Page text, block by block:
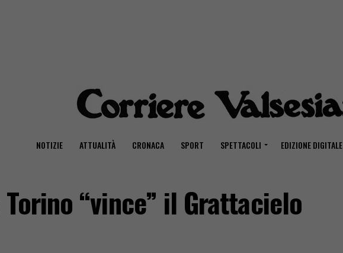
NOTIZIE ATTUALITÀ CRONACA SPORT SPETTACOLI EDIZIONE DIGITALE
Torino “vince” il Grattacielo